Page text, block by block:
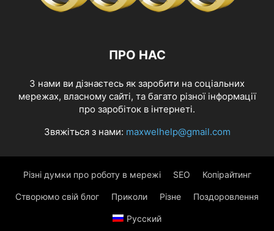
ПРО НАС
З нами ви дізнаєтесь як заробити на соціальних
мережах, власному сайті, та багато різної інформації
про заробіток в інтернеті.
Звяжіться з нами: maxwelhelp@gmail.com
Різні думки про роботу в мережі SEO Копірайтинг
Створюмо свій блог Приколи Різне Поздоровлення
Русский